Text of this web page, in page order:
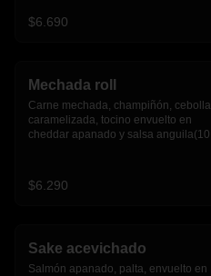
$6.690
Mechada roll
Carne mechada, champiñón, cebolla
caramelizada, tocino envuelto en
cheddar apanado y salsa anguila(10
$6.290
Sake acevichado
Salmón apanado, palta, envuelto en